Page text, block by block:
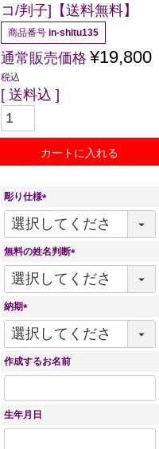
コ/判子]【送料無料】
商品番号 in-shitu135
通常販売価格 ¥19,800
税込
送料込
カートに入れる
彫り仕様
(
必
)
無料の姓名判断
(
必
納期
(
必
)
作成するお名前
生年月日